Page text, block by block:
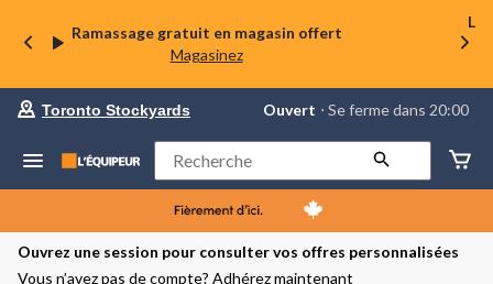
Ramassage gratuit en magasin offert
Magasinez
La
votre
préféré
Toronto
Stockyards,
courament
Ouvert,
Se
Toronto Stockyards Ouvert ⋅ Se ferme dans 20:00
Rechercher
Ouvrez une session pour consulter vos offres personnalisées
Vous n’avez pas de compte? Adhérez maintenant